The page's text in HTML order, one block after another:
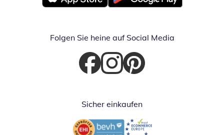
Öffnet in neuem FensterÖffnet in neuem Fenster
Folgen Sie heine auf Social Media
Öffnet in neuem Fenster
Öffnet in neuem Fenster
Öffnet in neuem Fenster
Sicher einkaufen